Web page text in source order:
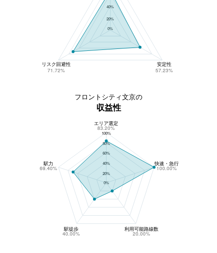
40%
20%
0%
リスク回避性
71.72%
安定性
57.23%
フロントシティ文京の
収益性
フロントシティ文京の収益性
100%
80%
60%
40%
20%
0%
エリア選定
83.20%
駅力
69.40%
駅徒歩
40.00%
利用可能路線数
20.00%
快速・急行
100.00%